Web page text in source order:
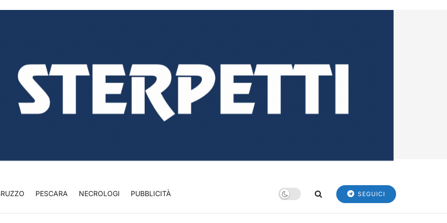
PESCARA NECROLOGI PUBBLICITÀ SEGUICI